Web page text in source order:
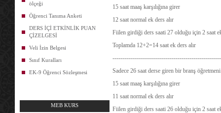
ölçeği
Öğrenci Tanıma Anketi
DERS İÇİ ETKİNLİK PUAN
ÇİZELGESİ
Veli İzin Belgesi
Sınıf Kuralları
EK-9 Öğrenci Sözleşmesi
MEB KURS
15 saat maaş karşılığına girer
12 saat normal ek ders alır
Fiilen girdiği ders saati 27 olduğu için 2 saat
Toplamda 12+2=14 saat ek ders alır
Sadece 26 saat derse giren bir branş
15 saat maaş karşılığına girer
11 saat normal ek ders alır
Fiilen girdiği ders saati 26 olduğu için 2 saat